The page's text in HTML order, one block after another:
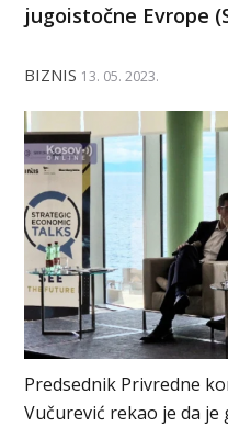
jugoistočne Evrope
BIZNIS 13. 05. 2023.
Predsednik Privredne
Vučurević rekao je da je